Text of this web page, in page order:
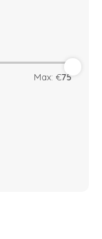
Max: €75